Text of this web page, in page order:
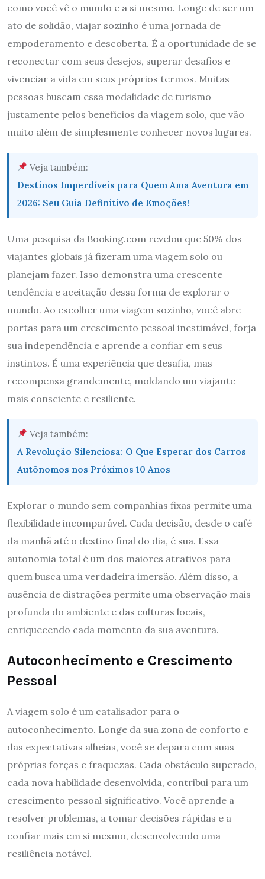
como você vê o mundo e a si mesmo. Longe de ser um
ato de solidão, viajar sozinho é uma jornada de
empoderamento e descoberta. É a oportunidade de se
reconectar com seus desejos, superar desafios e
vivenciar a vida em seus próprios termos. Muitas
pessoas buscam essa modalidade de turismo
justamente pelos benefícios da viagem solo, que vão
muito além de simplesmente conhecer novos lugares.
Veja também:
Destinos Imperdíveis para Quem Ama Aventura em
2026: Seu Guia Definitivo de Emoções!
Uma pesquisa da Booking.com revelou que 50% dos
viajantes globais já fizeram uma viagem solo ou
planejam fazer. Isso demonstra uma crescente
tendência e aceitação dessa forma de explorar o
mundo. Ao escolher uma viagem sozinho, você abre
portas para um crescimento pessoal inestimável, forja
sua independência e aprende a confiar em seus
instintos. É uma experiência que desafia, mas
recompensa grandemente, moldando um viajante
mais consciente e resiliente.
Veja também:
A Revolução Silenciosa: O Que Esperar dos Carros
Autônomos nos Próximos 10 Anos
Explorar o mundo sem companhias fixas permite uma
flexibilidade incomparável. Cada decisão, desde o café
da manhã até o destino final do dia, é sua. Essa
autonomia total é um dos maiores atrativos para
quem busca uma verdadeira imersão. Além disso, a
ausência de distrações permite uma observação mais
profunda do ambiente e das culturas locais,
enriquecendo cada momento da sua aventura.
Autoconhecimento e Crescimento
Pessoal
A viagem solo é um catalisador para o
autoconhecimento. Longe da sua zona de conforto e
das expectativas alheias, você se depara com suas
próprias forças e fraquezas. Cada obstáculo superado,
cada nova habilidade desenvolvida, contribui para um
crescimento pessoal significativo. Você aprende a
resolver problemas, a tomar decisões rápidas e a
confiar mais em si mesmo, desenvolvendo uma
resiliência notável.